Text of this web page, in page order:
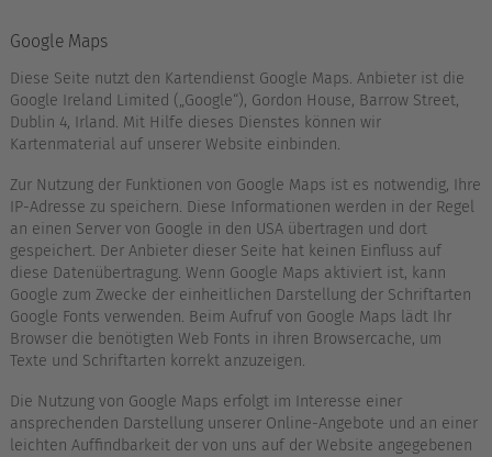
Google Maps
Diese Seite nutzt den Kartendienst Google Maps. Anbieter ist die
Google Ireland Limited („Google“), Gordon House, Barrow Street,
Dublin 4, Irland. Mit Hilfe dieses Dienstes können wir
Kartenmaterial auf unserer Website einbinden.
Zur Nutzung der Funktionen von Google Maps ist es notwendig, Ihre
IP-Adresse zu speichern. Diese Informationen werden in der Regel
an einen Server von Google in den USA übertragen und dort
gespeichert. Der Anbieter dieser Seite hat keinen Einfluss auf
diese Datenübertragung. Wenn Google Maps aktiviert ist, kann
Google zum Zwecke der einheitlichen Darstellung der Schriftarten
Google Fonts verwenden. Beim Aufruf von Google Maps lädt Ihr
Browser die benötigten Web Fonts in ihren Browsercache, um
Texte und Schriftarten korrekt anzuzeigen.
Die Nutzung von Google Maps erfolgt im Interesse einer
ansprechenden Darstellung unserer Online-Angebote und an einer
leichten Auffindbarkeit der von uns auf der Website angegebenen